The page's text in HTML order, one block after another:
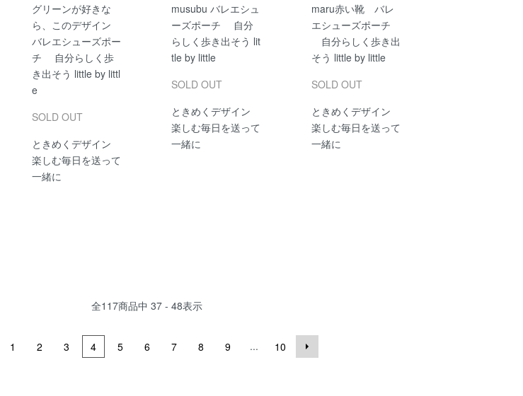
グリーンが好きな
ら、このデザイン
バレエシューズポー
チ 自分らしく歩
き出そう little by littl
e
SOLD OUT
ときめくデザイン
楽しむ毎日を送って
一緒に
musubu バレエシュ
ーズポーチ 自分
らしく歩き出そう lit
tle by little
SOLD OUT
ときめくデザイン
楽しむ毎日を送って
一緒に
maru赤い靴 バレ
エシューズポーチ
自分らしく歩き出
そう little by little
SOLD OUT
ときめくデザイン
楽しむ毎日を送って
一緒に
全117商品中 37 - 48表示
1 2 3 4 5 6 7 8 9 ... 10